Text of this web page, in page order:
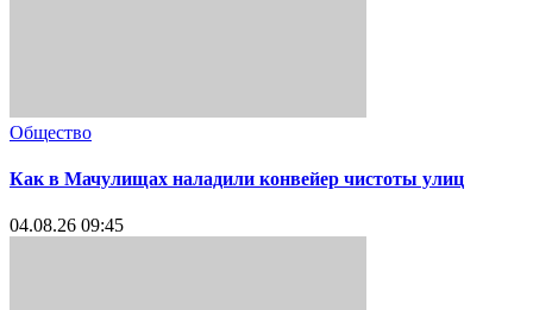
Общество
Как в Мачулищах наладили конвейер чистоты улиц
04.08.26 09:45